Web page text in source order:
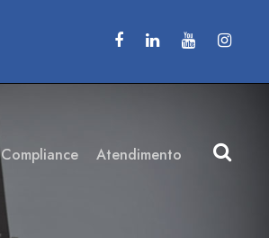
Compliance Atendimento